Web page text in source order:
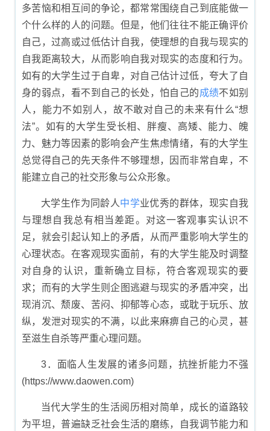
多苦恼和相互间的争论，都常常围绕自己到底能做一
个什么样的人的问题。但是，他们往往不能正确评价
自己，过高或过低估计自我，使理想的自我与现实的
自我距离较大，从而影响自我对现实的态度和行为。
如有的大学生过于自卑，对自己估计过低，夸大了自
身的弱点，看不到自己的长处，怕自己的成绩不如别
人，能力不如别人，故不敢对自己的未来有什么“想
法”。如有的大学生受长相、胖瘦、高矮、能力、魄
力、魅力等因素的影响会产生焦虑情绪，有的大学生
总觉得自己的先天条件不够理想，因而非常自卑，不
能建立自己的社交形象与公众形象。
大学生作为同龄人中学业优秀的群体，现实自我
与理想自我总有相当差距。对这一客观事实认识不
足，就会引起认知上的矛盾，从而严重影响大学生的
心理状态。在客观现实面前，有的大学生能及时调整
对自身的认识，重新确立目标，符合客观现实的要
求；而有的大学生则企图逃避与现实的矛盾冲突，出
现消沉、颓废、苦闷、抑郁等心态，或耽于玩乐、放
纵，发泄对现实的不满，以此来麻痹自己的心灵，甚
至滋生自杀等严重心理问题。
3．面临人生发展的诸多问题，抗挫折能力不强
(https://www.daowen.com)
当代大学生的生活阅历相对简单，成长的道路较
为平坦，普遍缺乏社会生活的磨练，自我调节能力和